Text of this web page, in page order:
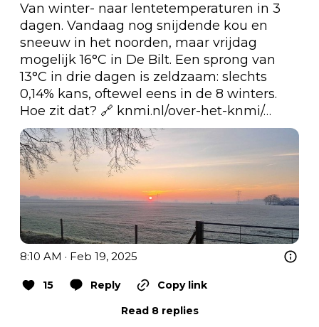
Van winter- naar lentetemperaturen in 3
dagen. Vandaag nog snijdende kou en
sneeuw in het noorden, maar vrijdag
mogelijk 16°C in De Bilt. Een sprong van
13°C in drie dagen is zeldzaam: slechts
0,14% kans, oftewel eens in de 8 winters.
Hoe zit dat? 🔗 knmi.nl/over-het-knmi/…
8:10 AM · Feb 19, 2025
15 Reply
Copy link
Read 8 replies